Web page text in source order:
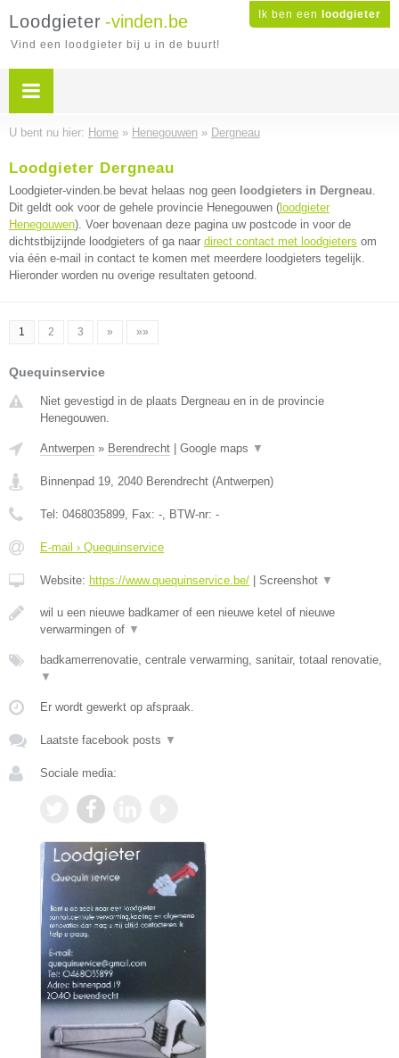
Ik ben een loodgieter
Loodgieter -vinden.be
Vind een loodgieter bij u in de buurt!
U bent nu hier: Home » Henegouwen » Dergneau
Loodgieter Dergneau
Loodgieter-vinden.be bevat helaas nog geen loodgieters in Dergneau.
Dit geldt ook voor de gehele provincie Henegouwen ( loodgieter
Henegouwen). Voer bovenaan deze pagina uw postcode in voor de
dichtstbijzijnde loodgieters of ga naar direct contact met loodgieters om
via één e-mail in contact te komen met meerdere loodgieters tegelijk.
Hieronder worden nu overige resultaten getoond.
1 2 3 » »»
Quequinservice
Niet gevestigd in de plaats Dergneau en in de provincie
Henegouwen.
Antwerpen » Berendrecht Google maps ▼
Binnenpad 19, 2040 Berendrecht (Antwerpen)
Tel: 0468035899, Fax: -, BTW-nr: -
E-mail › Quequinservice
Website: https://www.quequinservice.be/ Screenshot ▼
wil u een nieuwe badkamer of een nieuwe ketel of nieuwe
verwarmingen of ▼
badkamerrenovatie, centrale verwarming, sanitair, totaal renovatie,
▼
Er wordt gewerkt op afspraak.
Laatste facebook posts ▼
Sociale media: